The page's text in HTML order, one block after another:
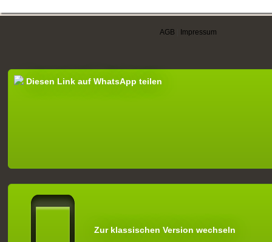
AGB Impressum
Diesen Link auf WhatsApp teilen
Zur klassischen Version wechseln